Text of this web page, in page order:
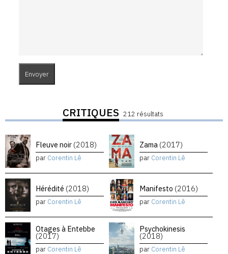
CRITIQUES 212 résultats
Fleuve noir (2018)
par Corentin Lê
Zama (2017)
par Corentin Lê
Hérédité (2018)
par Corentin Lê
Manifesto (2016)
par Corentin Lê
Otages à Entebbe
(2017)
par Corentin Lê
Psychokinesis
(2018)
par Corentin Lê